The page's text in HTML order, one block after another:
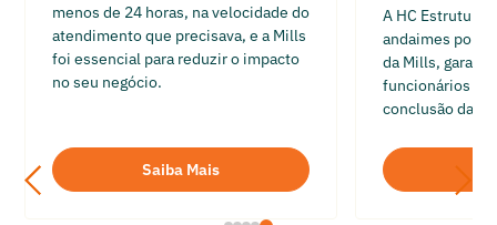
menos de 24 horas, na velocidade do
atendimento que precisava, e a Mills
foi essencial para reduzir o impacto
no seu negócio.
Saiba Mais
A HC
andaimes por
da Mills,
funcionários e
conclusão da